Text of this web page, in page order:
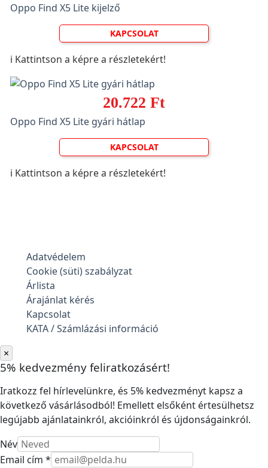
Oppo Find X5 Lite kijelző
KAPCSOLAT
ℹ️ Kattintson a képre a részletekért!
20.722 Ft
Oppo Find X5 Lite gyári hátlap
KAPCSOLAT
ℹ️ Kattintson a képre a részletekért!
Adatvédelem
Cookie (süti) szabályzat
Árlista
Árajánlat kérés
Kapcsolat
KATA / Számlázási információ
×
5% kedvezmény feliratkozásért!
Iratkozz fel hírlevelünkre, és 5% kedvezményt kapsz a
következő vásárlásodból! Emellett elsőként értesülhetsz
legújabb ajánlatainkról, akcióinkról és újdonságainkról.
Név
Email cím *